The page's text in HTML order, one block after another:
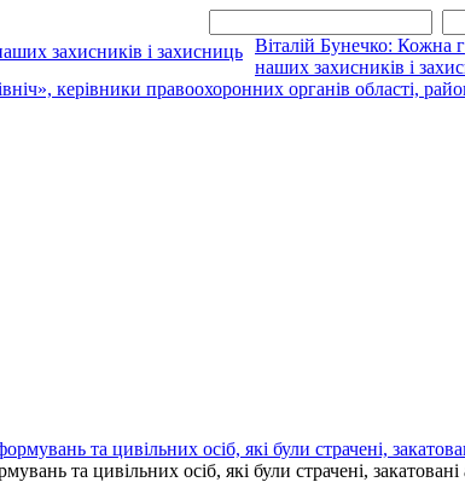
Віталій Бунечко: Кожна
наших захисників і
керівники правоохоронних органів області,
та цивільних осіб, які були страчені, закатовані